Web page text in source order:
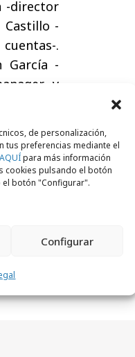
de personalización,
tus preferencias mediante el
AQUÍpara más información
cookies pulsando el botón
botón "Configurar".
Configurar
-director
-
.
García -
y
de The
Laren y